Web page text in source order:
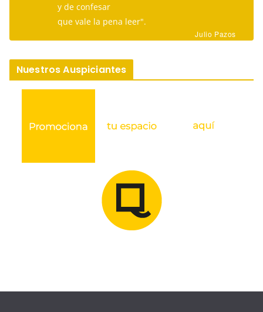
y de confesar
que vale la pena leer".
Julio Pazos
Nuestros Auspiciantes